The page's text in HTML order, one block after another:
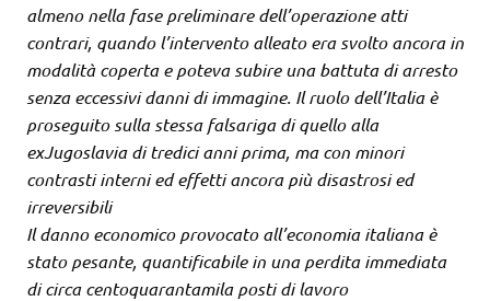
almeno nella fase preliminare dell’operazione atti
contrari, quando l’intervento alleato era svolto ancora in
modalità coperta e poteva subire una battuta di arresto
senza eccessivi danni di immagine. Il ruolo dell’Italia è
proseguito sulla stessa falsariga di quello alla
exJugoslavia di tredici anni prima, ma con minori
contrasti interni ed effetti ancora più disastrosi ed
irreversibili
Il danno economico provocato all’economia italiana è
stato pesante, quantificabile in una perdita immediata
di circa centoquarantamila posti di lavoro